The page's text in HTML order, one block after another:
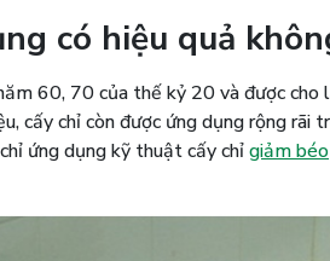
có hiệu quả
60, 70 của thế kỷ 20 và được cho
cấy chỉ còn được ứng dụng rộng rãi
ứng dụng kỹ thuật cấy chỉgiảm béo